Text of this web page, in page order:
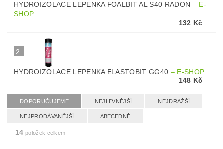
HYDROIZOLACE LEPENKA FOALBIT AL S40 RADON – E-
SHOP
132 Kč
2.
HYDROIZOLACE LEPENKA ELASTOBIT GG40 – E-SHOP
148 Kč
DOPORUČUJEME NEJLEVNĚJŠÍ NEJDRAŽŠÍ
NEJPRODÁVANĚJŠÍ ABECEDNĚ
14 položek celkem